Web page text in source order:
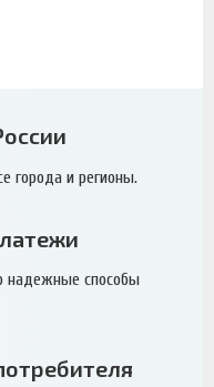
города и регионы.
надежные способы